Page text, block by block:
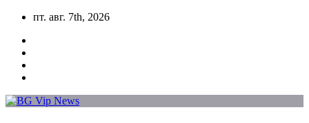
Skip
content
пт. авг. 7th, 2026